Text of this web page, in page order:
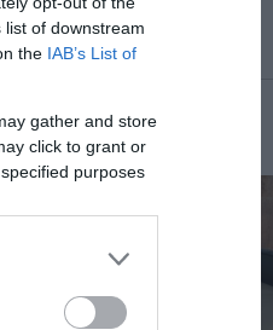
of downstream
the IAB’s List of
gather and store
click to grant or
purposes